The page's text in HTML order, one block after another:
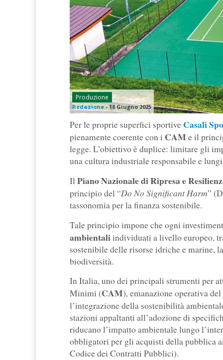
Produzione
Redazione -18 Giugno 2025
Per le proprie superfici sportive Casali
pienamente coerente con i CAM e il
legge. L’obiettivo è duplice: limitare gli
una cultura industriale responsabile e
Il Piano Nazionale di Ripresa e
principio del “Do No Significant Harm”
tassonomia per la finanza sostenibile.
Tale principio impone che ogni
ambientaliindividuati a livello europeo,
sostenibile delle risorse idriche e marine,
biodiversità.
In Italia, uno dei principali strumenti per
Minimi (CAM), emanazione operativa
l’integrazione della sostenibilità
stazioni appaltanti all’adozione di
riducano l’impatto ambientale lungo
obbligatori per gli acquisti della pubblica
Codice dei Contratti Pubblici).